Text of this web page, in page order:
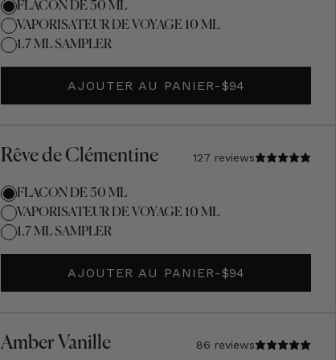
FLACON DE 50 ML
VAPORISATEUR DE VOYAGE 10 ML
1.7 ML SAMPLER
AJOUTER AU PANIER-PRIX D'ORIGINE
$94
Rêve de Clémentine 127 reviews
FLACON DE 50 ML
VAPORISATEUR DE VOYAGE 10 ML
1.7 ML SAMPLER
AJOUTER AU PANIER-PRIX D'ORIGINE
$94
Amber Vanille 86 reviews